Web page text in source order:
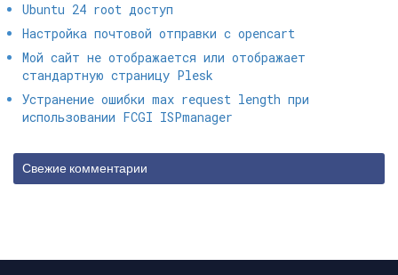
Ubuntu 24 root доступ
Настройка почтовой отправки с opencart
Мой сайт не отображается или отображает
стандартную страницу Plesk
Устранение ошибки max request length при
использовании FCGI ISPmanager
Свежие комментарии